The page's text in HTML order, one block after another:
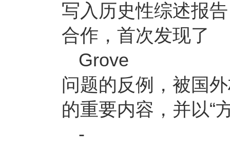
写入历史性综述报
合作，首次发现了
Grove
问题的反例，被国
的重要内容，并以“
-